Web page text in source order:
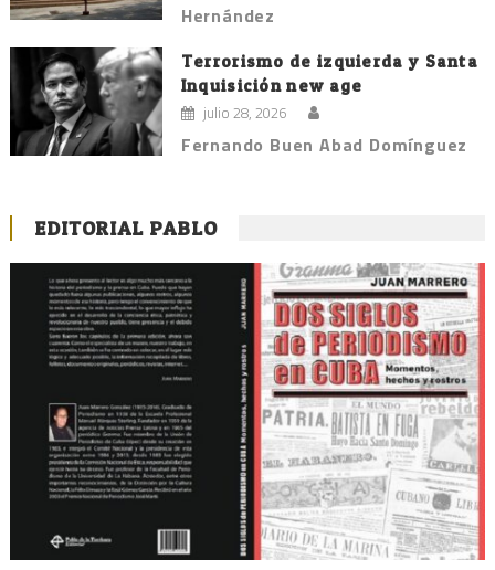
Hernández
Terrorismo de izquierda y Santa
Inquisición new age
julio 28, 2026
Fernando Buen Abad Domínguez
EDITORIAL PABLO